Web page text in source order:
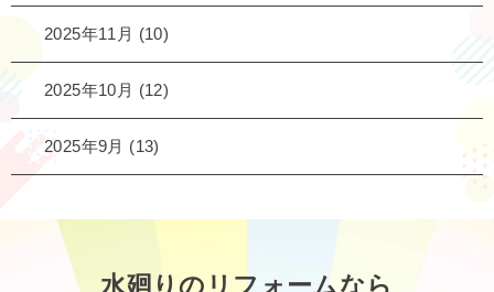
2025年11月 (10)
2025年10月 (12)
2025年9月 (13)
水廻りのリフォームなら